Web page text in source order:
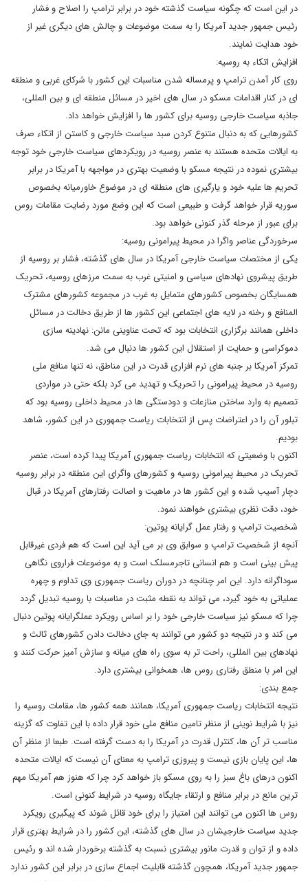
در این است که چگونه سیاست گذشته خود در برابر ترامپ را اصلاح و فشار
رئیس جمهور جدید آمریکا را به سمت موضوعات و چالش های دیگری غیر از
خود هدایت نمایند.
افزایش اتکاء به روسیه:
روی کار آمدن ترامپ و پرمساله شدن مناسبات این کشور با شرکای غربی و منطقه
ای در کنار اقدامات مسکو در سال های اخیر در مسائل منطقه ای و بین المللی،
جاذبه سیاست خارجی روسیه برای کشور ها را افزایش خواهد داد.
کشورهایی که به دنبال متنوع کردن سبد سیاست خارجی و کاستن از اتکاء صرف
به ایالات متحده هستند به عنصر روسیه در رویکردهای سیاست خارجی خود توجه
بیشتری نموده در نتیجه مسکو با وضعیت بهتری در مواجهه با آمریکا در برابر
تحریم ها علیه خود و یارگیری های منطقه ای در موضوع خاورمیانه بخصوص
سوریه قرار خواهد گرفت و طبیعی است که این وضع مورد رضایت مقامات روس
برای عبور از مرحله گذر کنونی خواهد بود.
سرخوردگی عناصر واگرا در محیط پیرامونی روسیه:
یکی از مختصات سیاست خارجی آمریکا در سال های گذشته، فشار بر روسیه از
طریق پیشروی نهادهای سیاسی و امنیتی غرب به سمت مرزهای روسیه، تحریک
همسایگان بخصوص کشورهای متمایل به غرب در مجموعه کشورهای مشترک
المنافع و رخنه در لایه های اجتماعی این کشور ها از طریق دخالت در مسائل
داخلی همانند برگزاری انتخابات بود که تحت عناوینی مانن: نهادینه سازی
دموکراسی و حمایت از استقلال این کشور ها دنبال می شد.
تمرکز آمریکا بر جنبه های نرم افزاری قدرت در این مناطق، نه تنها منافع ملی
روسیه در محیط پیرامونی را تحریک و تهدید می کرد بلکه حتی در مواردی
تصمیم به وارد ساختن منازعات و دودستگی ها در محیط داخلی روسیه بود که
تبلور آن را در اعتراضات پس از انتخابات ریاست جمهوری در این کشور، شاهد
بودیم.
اکنون با وضعیتی که انتخابات ریاست جمهوری آمریکا پیدا کرده است، عنصر
تحریک در محیط پیرامونی روسیه و کشورهای واگرای این منطقه در برابر روسیه
دچار آسیب شده و این کشور ها در ماهیت و اصالت رفتارهای آمریکا در قبال
خود، دقت نظری بیشتری خواهند نمود.
شخصیت ترامپ و رفتار عمل گرایانه پوتین:
آنچه از شخصیت ترامپ و سوابق وی بر می آید این است که هم فردی غیرقابل
پیش بینی است و هم انسانی تاجرمسلک است و به موضوعات فراروی نگاهی
سوداگرانه دارد. این امر چنانچه در دوران ریاست جمهوری وی تداوم و چهره
عملیاتی به خود گیرد، می تواند به نقطه مثبت در مناسبات با روسیه تبدیل گردد
چرا که مسکو نیز سیاست خارجی خود را بر اساس رویکرد عملگرایانه پوتین دنبال
می کند و در نتیجه دو کشور می توانند به جای دخالت دادن کشورهای ثالث و
نهادهای بین المللی، راحت تر به سوی راه های میانه و سازش آمیز حرکت کنند و
این امر با منطق رفتاری روس ها، همخوانی بیشتری دارد.
جمع بندی:
نتیجه انتخابات ریاست جمهوری آمریکا، همانند همه کشور ها، مقامات روسیه را
نیز با شرایط نوینی از منظر تامین منافع ملی خود قرار داده با این تفاوت که گزینه
مناسب تر آن ها، کنترل قدرت در آمریکا را به دست گرفته است. طبعا از منظر آن
ها، این پایان بازی نیست و پیروزی ترامپ به معنای آن نیست که ایالات متحده
اکنون درهای باغ سبز را به روی مسکو باز خواهد کرد چرا که هنوز هم آمریکا مهم
ترین مانع در برابر منافع و ارتقاء جایگاه روسیه در شرایط کنونی است.
روس ها اکنون می توانند این امتیاز را برای خود قائل شوند که پیگیری رویکرد
جدید سیاست خارجیشان در سال های گذشته، این کشور را در شرایط بهتری قرار
داده و از توان و قدرت مانور بیشتری نسبت به گذشته برخوردار شده اند و رئیس
جمهور جدید آمریکا، همچون گذشته قابلیت اجماع سازی در برابر این کشور ندارد